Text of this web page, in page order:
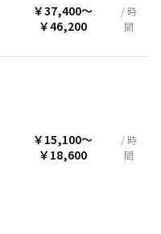
￥37,400〜
￥46,200
/ 時
間
￥15,100〜
￥18,600
/ 時
間